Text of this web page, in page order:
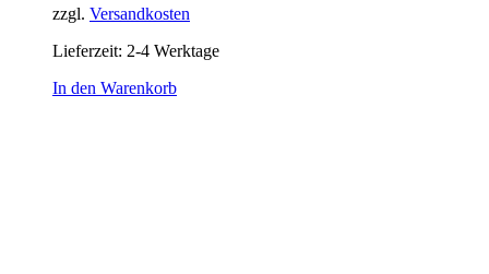
zzgl. Versandkosten
Lieferzeit: 2-4 Werktage
In den Warenkorb